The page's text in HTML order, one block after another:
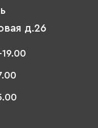
д.26